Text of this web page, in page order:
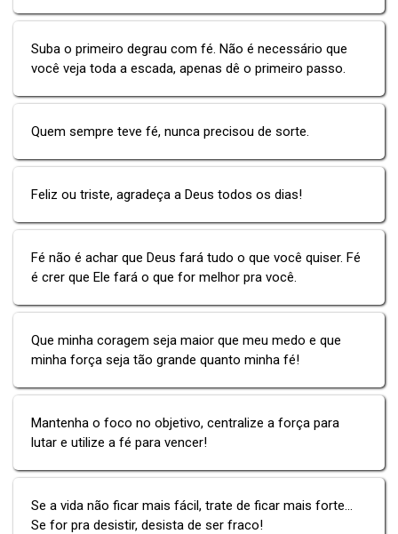
Suba o primeiro degrau com fé. Não é necessário que
você veja toda a escada, apenas dê o primeiro passo.
Quem sempre teve fé, nunca precisou de sorte.
Feliz ou triste, agradeça a Deus todos os dias!
Fé não é achar que Deus fará tudo o que você quiser. Fé
é crer que Ele fará o que for melhor pra você.
Que minha coragem seja maior que meu medo e que
minha força seja tão grande quanto minha fé!
Mantenha o foco no objetivo, centralize a força para
lutar e utilize a fé para vencer!
Se a vida não ficar mais fácil, trate de ficar mais forte...
Se for pra desistir, desista de ser fraco!